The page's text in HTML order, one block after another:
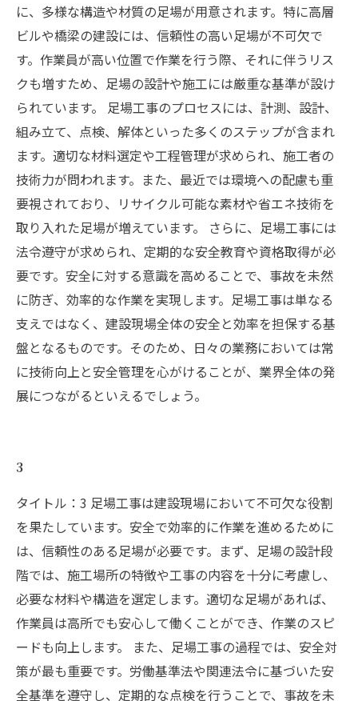
に、多様な構造や材質の足場が用意されます。特に高層
ビルや橋梁の建設には、信頼性の高い足場が不可欠で
す。作業員が高い位置で作業を行う際、それに伴うリス
クも増すため、足場の設計や施工には厳重な基準が設け
られています。 足場工事のプロセスには、計測、設計、
組み立て、点検、解体といった多くのステップが含まれ
ます。適切な材料選定や工程管理が求められ、施工者の
技術力が問われます。また、最近では環境への配慮も重
要視されており、リサイクル可能な素材や省エネ技術を
取り入れた足場が増えています。 さらに、足場工事には
法令遵守が求められ、定期的な安全教育や資格取得が必
要です。安全に対する意識を高めることで、事故を未然
に防ぎ、効率的な作業を実現します。足場工事は単なる
支えではなく、建設現場全体の安全と効率を担保する基
盤となるものです。そのため、日々の業務においては常
に技術向上と安全管理を心がけることが、業界全体の発
展につながるといえるでしょう。
3
タイトル：3 足場工事は建設現場において不可欠な役割
を果たしています。安全で効率的に作業を進めるために
は、信頼性のある足場が必要です。まず、足場の設計段
階では、施工場所の特徴や工事の内容を十分に考慮し、
必要な材料や構造を選定します。適切な足場があれば、
作業員は高所でも安心して働くことができ、作業のスピ
ードも向上します。 また、足場工事の過程では、安全対
策が最も重要です。労働基準法や関連法令に基づいた安
全基準を遵守し、定期的な点検を行うことで、事故を未